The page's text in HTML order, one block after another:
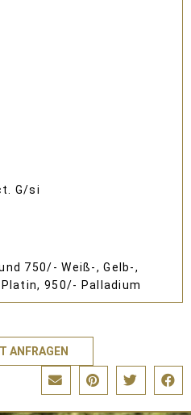
G/si
750/- Weiß-, Gelb-,
950/- Palladium
ANFRAGEN